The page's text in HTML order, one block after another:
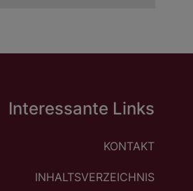
Interessante Links
KONTAKT
INHALTSVERZEICHNIS